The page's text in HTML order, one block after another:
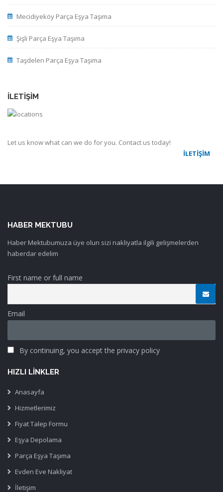
Mecidiyeköy Parça Eşya Taşıma
Şişli Parça Eşya Taşıma
Taşdelen Parça Eşya Taşıma
İLETIŞIM
Let us know what can we do for you. Contact us today!
İLETIŞIM
HABER MEKTUBU
Haber Mektubumuza üye olun sizi nakliyatla ilgili gelişmelerden
haberdar edelim
First name or full name
Email
By continuing, you accept the privacy policy
HIZLI LINKLER
Anasayfa
Hizmetlerimiz
Fiyat Talep Formu
Eşya Depolama
Parça Eşya Taşıma
Evden Eve Nakliyat
İletişim